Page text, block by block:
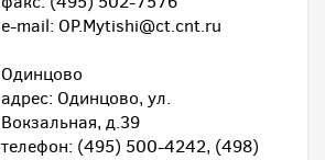
e-mail: OP.Mytishi@ct.cnt.ru
Одинцово
адрес: Одинцово, ул.
Вокзальная, д.39
телефон: (495) 500-4242, (498)